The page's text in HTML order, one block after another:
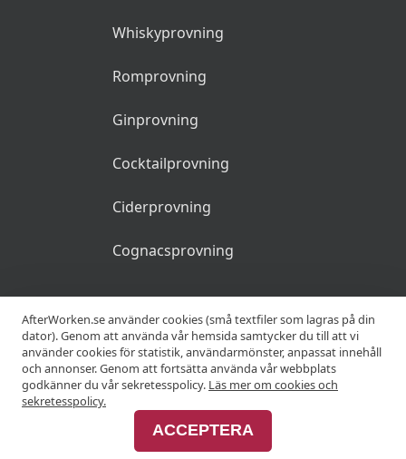
Whiskyprovning
Romprovning
Ginprovning
Cocktailprovning
Ciderprovning
Cognacsprovning
KRÖGARE
Anslut din restaurang
AfterWorken.se använder cookies (små textfiler som lagras på din
dator). Genom att använda vår hemsida samtycker du till att vi
använder cookies för statistik, användarmönster, anpassat innehåll
och annonser. Genom att fortsätta använda vår webbplats
godkänner du vår sekretesspolicy. Läs mer om cookies och
sekretesspolicy.
ACCEPTERA